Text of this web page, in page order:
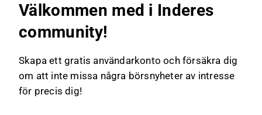
Välkommen med i Inderes
community!
Skapa ett gratis användarkonto och försäkra dig
om att inte missa några börsnyheter av intresse
för precis dig!